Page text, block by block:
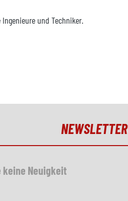
und Techniker.
NEWSLETTER
keine Neuigkeit